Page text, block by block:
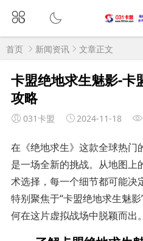
首页 新闻资讯 文章正文
卡盟绝地求生魅影-卡
攻略
031卡盟 2024-11-18
在《绝地求生》这款全球热门
是一场全新的挑战。从地图上
术选择，每一个细节都可能决
特别聚焦于“卡盟绝地求生魅
何在这片虚拟战场中脱颖而出。